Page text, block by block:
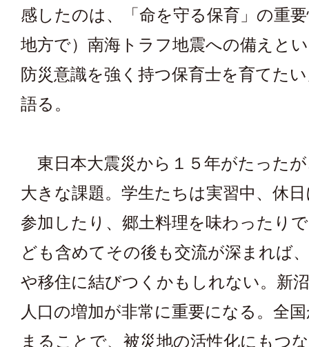
感したのは、「命を守る保育」の重
地方で）南海トラフ地震への備えと
防災意識を強く持つ保育士を育てた
語る。
東日本大震災から１５年がたった
大きな課題。学生たちは実習中、休
参加したり、郷土料理を味わったり
ども含めてその後も交流が深まれば
や移住に結びつくかもしれない。新
人口の増加が非常に重要になる。全
まることで、被災地の活性化にもつ